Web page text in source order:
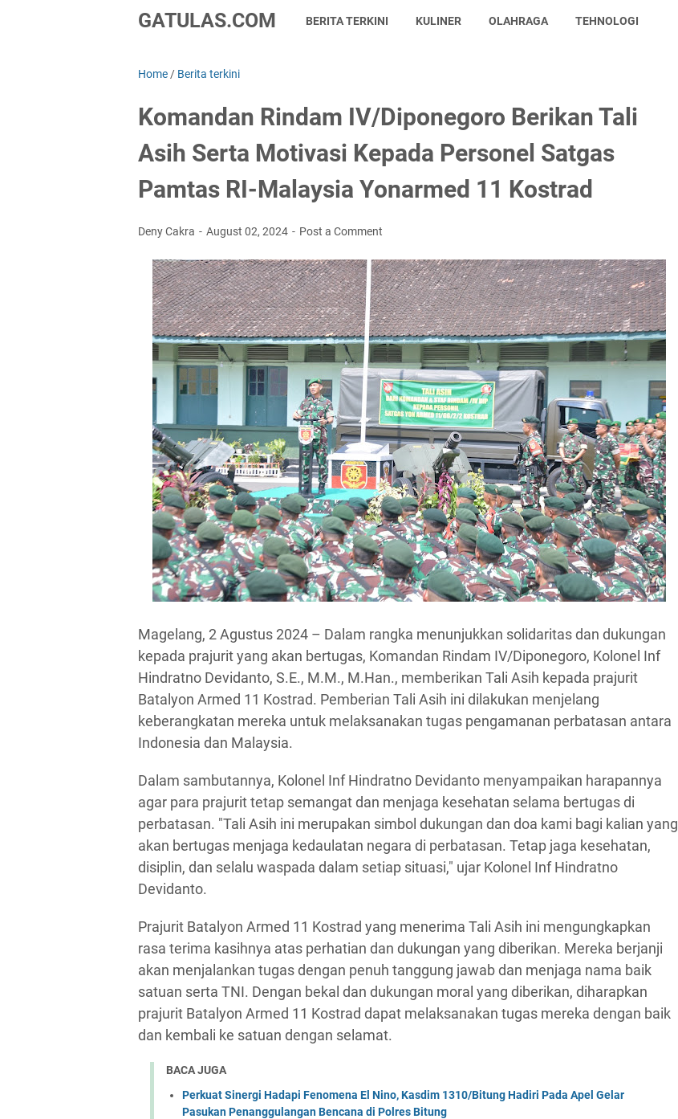
GATULAS.COM BERITA TERKINI KULINER OLAHRAGA TEHNOLOGI
Home / Berita terkini
Komandan Rindam IV/Diponegoro Berikan Tali
Asih Serta Motivasi Kepada Personel Satgas
Pamtas RI-Malaysia Yonarmed 11 Kostrad
Deny Cakra August 02, 2024 Post a Comment
Magelang, 2 Agustus 2024 – Dalam rangka menunjukkan solidaritas dan dukungan
kepada prajurit yang akan bertugas, Komandan Rindam IV/Diponegoro, Kolonel Inf
Hindratno Devidanto, S.E., M.M., M.Han., memberikan Tali Asih kepada prajurit
Batalyon Armed 11 Kostrad. Pemberian Tali Asih ini dilakukan menjelang
keberangkatan mereka untuk melaksanakan tugas pengamanan perbatasan antara
Indonesia dan Malaysia.
Dalam sambutannya, Kolonel Inf Hindratno Devidanto menyampaikan harapannya
agar para prajurit tetap semangat dan menjaga kesehatan selama bertugas di
perbatasan. "Tali Asih ini merupakan simbol dukungan dan doa kami bagi kalian yang
akan bertugas menjaga kedaulatan negara di perbatasan. Tetap jaga kesehatan,
disiplin, dan selalu waspada dalam setiap situasi," ujar Kolonel Inf Hindratno
Devidanto.
Prajurit Batalyon Armed 11 Kostrad yang menerima Tali Asih ini mengungkapkan
rasa terima kasihnya atas perhatian dan dukungan yang diberikan. Mereka berjanji
akan menjalankan tugas dengan penuh tanggung jawab dan menjaga nama baik
satuan serta TNI. Dengan bekal dan dukungan moral yang diberikan, diharapkan
prajurit Batalyon Armed 11 Kostrad dapat melaksanakan tugas mereka dengan baik
dan kembali ke satuan dengan selamat.
BACA JUGA
Perkuat Sinergi Hadapi Fenomena El Nino, Kasdim 1310/Bitung Hadiri Pada Apel Gelar
Pasukan Penanggulangan Bencana di Polres Bitung